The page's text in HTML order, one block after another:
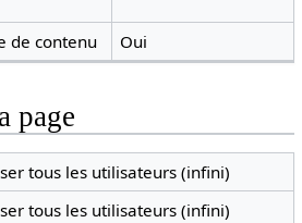
de contenu Oui
page
tous les utilisateurs (infini)
tous les utilisateurs (infini)